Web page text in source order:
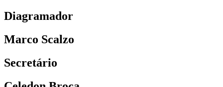
Diagramador
Marco Scalzo
Secretário